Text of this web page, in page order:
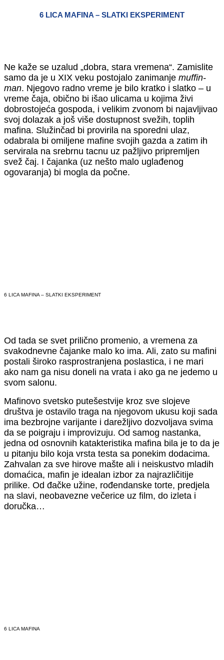
6 LICA MAFINA – SLATKI EKSPERIMENT
Ne kaže se uzalud „dobra, stara vremena“. Zamislite
samo da je u XIX veku postojalo zanimanje muffin-
man. Njegovo radno vreme je bilo kratko i slatko – u
vreme čaja, obično bi išao ulicama u kojima živi
dobrostojeća gospoda, i velikim zvonom bi najavljivao
svoj dolazak a još više dostupnost svežih, toplih
mafina. Služinčad bi provirila na sporedni ulaz,
odabrala bi omiljene mafine svojih gazda a zatim ih
servirala na srebrnu tacnu uz pažljivo pripremljen
svež čaj. I čajanka (uz nešto malo uglađenog
ogovaranja) bi mogla da počne.
6 LICA MAFINA – SLATKI EKSPERIMENT
Od tada se svet prilično promenio, a vremena za
svakodnevne čajanke malo ko ima. Ali, zato su mafini
postali široko rasprostranjena poslastica, i ne mari
ako nam ga nisu doneli na vrata i ako ga ne jedemo u
svom salonu.
Mafinovo svetsko putešestvije kroz sve slojeve
društva je ostavilo traga na njegovom ukusu koji sada
ima bezbrojne varijante i darežljivo dozvoljava svima
da se poigraju i improvizuju. Od samog nastanka,
jedna od osnovnih katakteristika mafina bila je to da je
u pitanju bilo koja vrsta testa sa ponekim dodacima.
Zahvalan za sve hirove mašte ali i neiskustvo mladih
domaćica, mafin je idealan izbor za najrazličitije
prilike. Od đačke užine, rođendanske torte, predjela
na slavi, neobavezne večerice uz film, do izleta i
doručka…
6 LICA MAFINA